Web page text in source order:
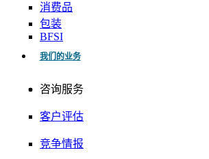
消费品
包装
BFSI
我们的业务
咨询服务
客户评估
竞争情报